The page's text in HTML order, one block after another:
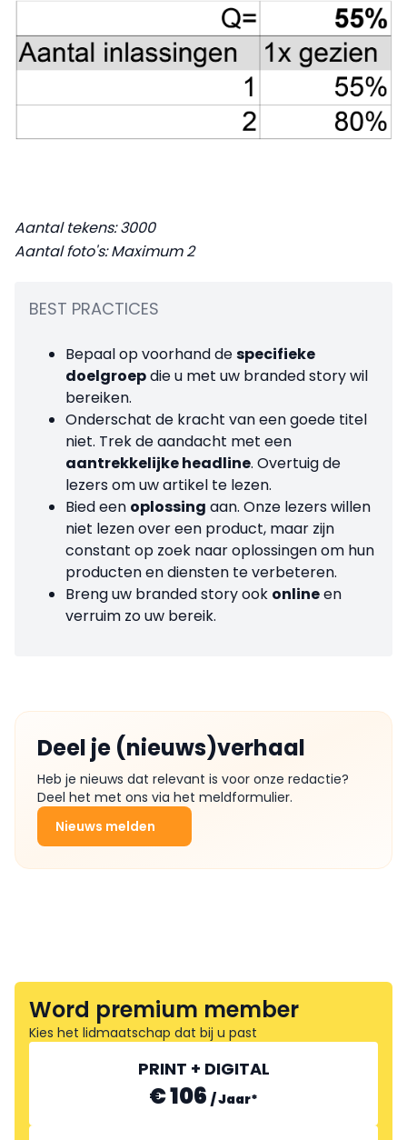
Aantal tekens: 3000
Aantal foto's: Maximum 2
BEST PRACTICES
Bepaal op voorhand despecifieke
doelgroepdie u met uw branded story wil
bereiken.
Onderschat de kracht van een goede titel
niet. Trek de aandacht met een
aantrekkelijke headline. Overtuig de
lezers om uw artikel te lezen.
Bied een oplossing aan. Onze lezers willen
niet lezen over een product, maar zijn
constant op zoek naar oplossingen om hun
producten en diensten te verbeteren.
Breng uw branded story ook onlineen
verruim zo uw bereik.
Deel je (nieuws)verhaal
Heb je nieuws dat relevant is voor onze redactie?
Deel het met ons via het meldformulier.
Nieuws melden
Word premium member
Kies het lidmaatschap dat bij u past
PRINT + DIGITAL
€ 106 /Jaar*